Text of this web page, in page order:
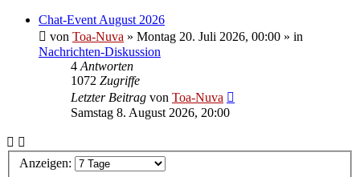
Chat-Event August 2026
von Toa-Nuva » Montag 20. Juli 2026, 00:00 » in
Nachrichten-Diskussion
4 Antworten
1072 Zugriffe
Letzter Beitrag von Toa-Nuva
Samstag 8. August 2026, 20:00
Anzeigen: